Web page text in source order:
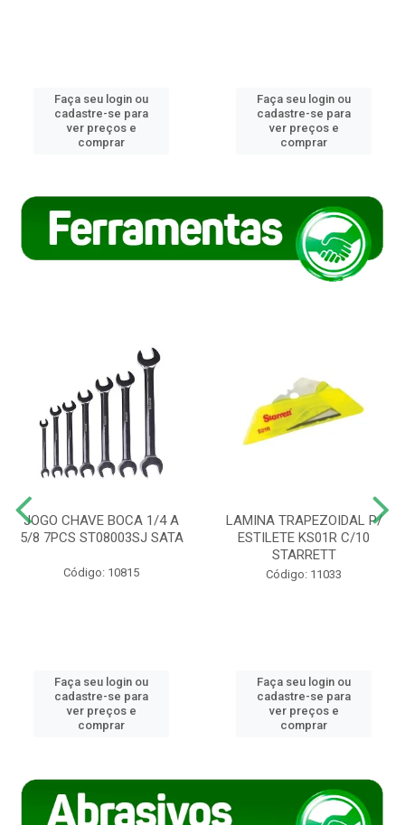
Faça seu login ou
cadastre-se para
ver preços e
comprar
Faça seu login ou
cadastre-se para
ver preços e
comprar
JOGO CHAVE BOCA 1/4 A
5/8 7PCS ST08003SJ SATA
Código: 10815
Faça seu login ou
cadastre-se para
ver preços e
comprar
LAMINA TRAPEZOIDAL P/
ESTILETE KS01R C/10
STARRETT
Código: 11033
Faça seu login ou
cadastre-se para
ver preços e
comprar